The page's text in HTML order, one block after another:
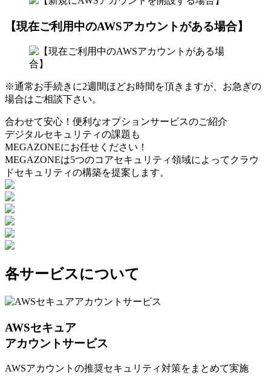
【現在ご利用中のAWSアカウントがある場合】
※通常お手続きに2週間ほどお時間を頂きますが、お急ぎの
場合はご相談下さい。
合わせて安心！便利なオプションサービスのご紹介
デジタルセキュリティの課題も
MEGAZONEにお任せください！
MEGAZONEは5つのコアセキュリティ領域によってクラウ
ドセキュリティの構築を提案します。
各サービスについて
AWSセキュア
アカウントサービス
AWSアカウントの推奨セキュリティ対策をまとめて実施